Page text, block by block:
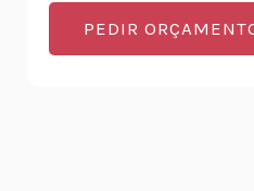
PEDIR